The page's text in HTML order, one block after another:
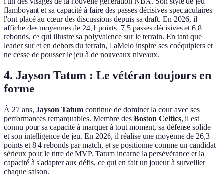
flamboyant et sa capacité à faire des passes décisives spectaculaires
l'ont placé au cœur des discussions depuis sa draft. En 2026, il
affiche des moyennes de 24,1 points, 7,5 passes décisives et 6,8
rebonds, ce qui illustre sa polyvalence sur le terrain. En tant que
leader sur et en dehors du terrain, LaMelo inspire ses coéquipiers et
ne cesse de pousser le jeu à de nouveaux niveaux.
4. Jayson Tatum : Le vétéran toujours en
forme
À 27 ans, Jayson Tatum continue de dominer la cour avec ses
performances remarquables. Membre des Boston Celtics, il est
connu pour sa capacité à marquer à tout moment, sa défense solide
et son intelligence de jeu. En 2026, il réalise une moyenne de 26,3
points et 8,4 rebonds par match, et se positionne comme un candidat
sérieux pour le titre de MVP. Tatum incarne la persévérance et la
capacité à s'adapter aux défis, ce qui en fait un joueur à surveiller
chaque saison.